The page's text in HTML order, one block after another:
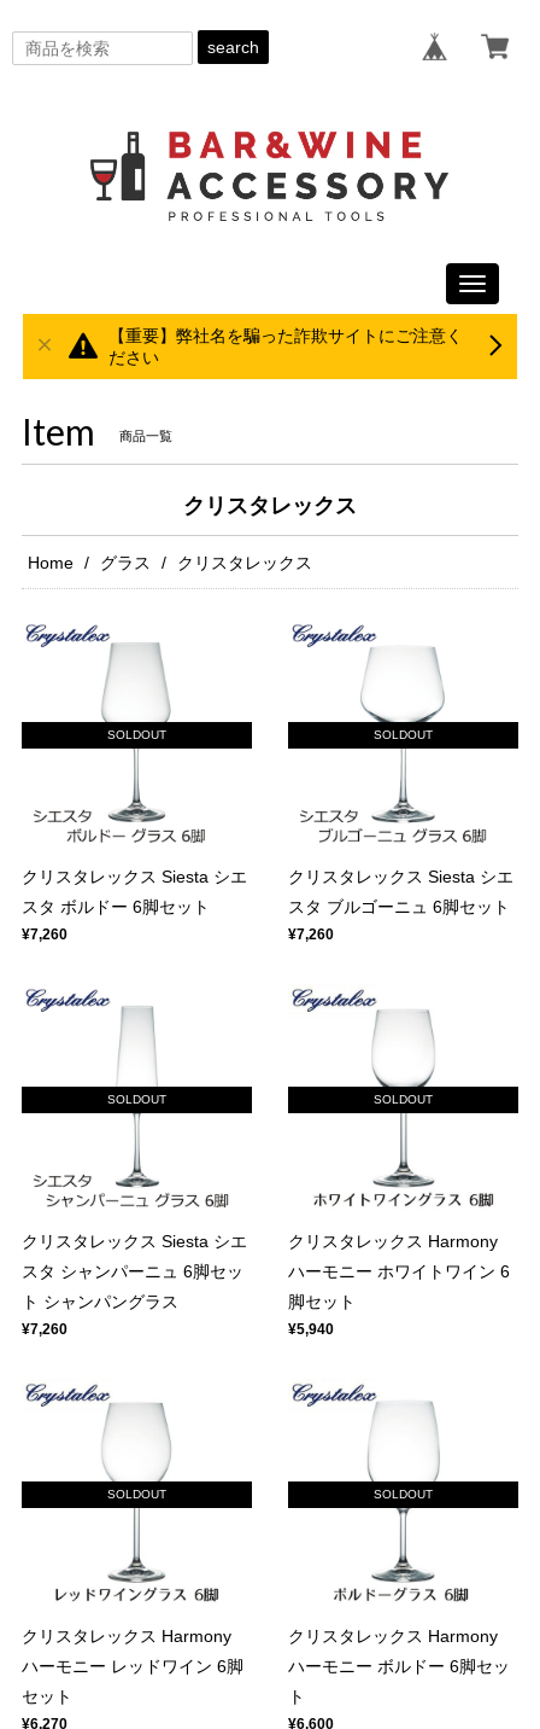
search
Toggle
【重要】弊社名を騙った詐欺サイトにご注意く
ださい
Item 商品一覧
クリスタレックス
Home グラス クリスタレックス
SOLDOUT
クリスタレックス Siesta シエ
スタ ボルドー 6脚セット
¥7,260
SOLDOUT
クリスタレックス Siesta シエ
スタ ブルゴーニュ 6脚セット
¥7,260
SOLDOUT
クリスタレックス Siesta シエ
スタ シャンパーニュ 6脚セッ
ト シャンパングラス
¥7,260
SOLDOUT
クリスタレックス Harmony
ハーモニー ホワイトワイン 6
脚セット
¥5,940
SOLDOUT
クリスタレックス Harmony
ハーモニー レッドワイン 6脚
セット
¥6,270
SOLDOUT
クリスタレックス Harmony
ハーモニー ボルドー 6脚セッ
ト
¥6,600